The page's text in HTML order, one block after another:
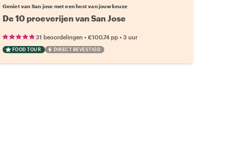
Geniet van San jose met een host van jouw keuze
De 10 proeverijen van San Jose
31 beoordelingen • €100.74 pp• 3 uur
FOOD TOUR DIRECT BEVESTIGD